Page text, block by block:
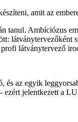
amit az
tanul. Ambíciózus
látványtervezőként
látványtervező
és az egyik
ezért jelentkezett a